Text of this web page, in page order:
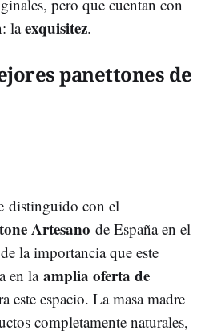
pero que cuentan con
laexquisitez.
panettones de
distinguido con el
Artesano de España en el
la importancia que este
en la amplia oferta de
este espacio. La masa madre
completamente naturales,